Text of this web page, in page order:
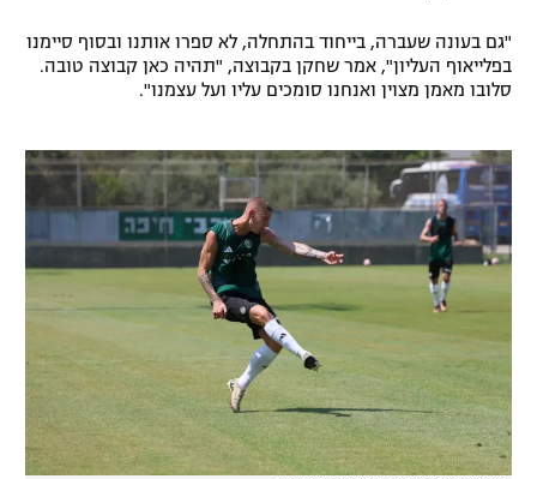
מדיניות פרטיות
תקנון פעילות ספורט 1
רשיון להקרנה פומבית לבית עסק
הצטרפות לחבילת הערוצים
לוח דרושים – ג'ובנט
תגיות
המגזין
אומנויות לחימה
גיימינג E-Sports
"גם בעונה שעברה, בייחוד בהתחלה, לא ספרו אותנו ובסוף סיימנו
בפלייאוף העליון", אמר שחקן בקבוצה, "תהיה כאן קבוצה טובה.
סלובו מאמן מצוין ואנחנו סומכים עליו ועל עצמנו".